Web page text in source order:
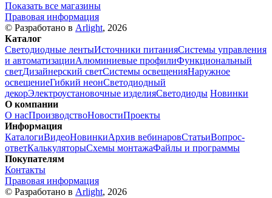
Показать все магазины
Правовая информация
© Разработано в Arlight, 2026
Каталог
Светодиодные лентыИсточники питанияСистемы управления
и автоматизацииАлюминиевые профилиФункциональный
светДизайнерский светСистемы освещенияНаружное
освещениеГибкий неонСветодиодный
декорЭлектроустановочные изделияСветодиоды Новинки
О компании
О насПроизводствоНовостиПроекты
Информация
КаталогиВидеоНовинкиАрхив вебинаровСтатьиВопрос-
ответКалькуляторыСхемы монтажаФайлы и программы
Покупателям
Контакты
Правовая информация
© Разработано в Arlight, 2026